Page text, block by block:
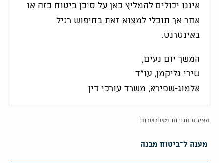
איננו יכולים להמליץ כאן על סוכן ביטוח כזה או
אחר אך תוכלי למצוא זאת בחיפוש רגיל
באינטרנט.
המשך יום נעים,
שירי גליקמן, עו"ד
אלמוג-שפירא, משרד עורכי דין
מציג 0 תגובות משורשרות
מענה ל־ביטוח מבנה